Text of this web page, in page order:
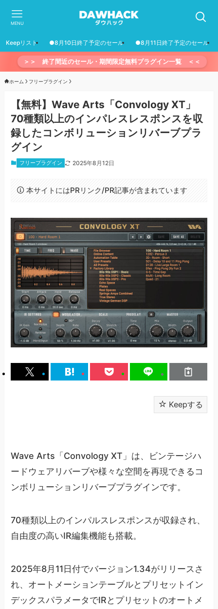
MENU
Keepリスト ●8月10日終了予定のセール ●8月11日終了予定のセール
＞＞ 終了間近のセール・期間限定無料プラグイン一覧 ＜＜
ホーム フリープラグイン
【無料】Wave Arts「Convology XT」
70種類以上のインパレスレスポンスを収
録したコンボリューションリバーブプラ
グイン
フリープラグイン 2025年8月12日
本サイトにはPRリンク/PR記事が含まれています
Keepする
Wave Arts「Convology XT」は、ビンテージハ
ードウェアリバーブや様々な空間を再現できるコ
ンボリューションリバーブプラグインです。
70種類以上のインパルスレスポンスが収録され、
自由度の高いIR編集機能も搭載。
2025年8月11日付でバージョン1.34がリリースさ
れ、オートメーションテーブルとプリセットイン
デックスパラメータでIRとプリセットのオートメ